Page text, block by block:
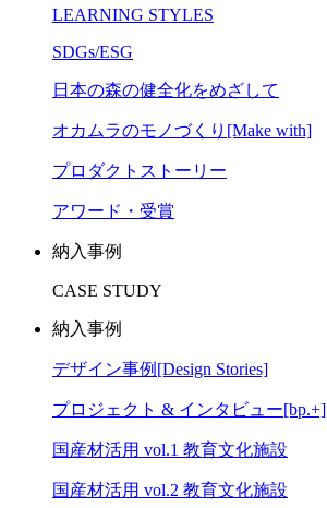
LEARNING STYLES
SDGs/ESG
日本の森の健全化をめざして
オカムラのモノづくり[Make with]
プロダクトストーリー
アワード・受賞
納入事例
CASE STUDY
納入事例
デザイン事例[Design Stories]
プロジェクト & インタビュー[bp.+]
国産材活用 vol.1 教育文化施設
国産材活用 vol.2 教育文化施設